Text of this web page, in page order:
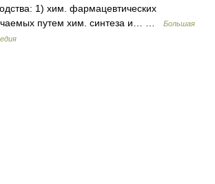
1) хим. фармацевтических
путем хим. синтеза и… …
Большая